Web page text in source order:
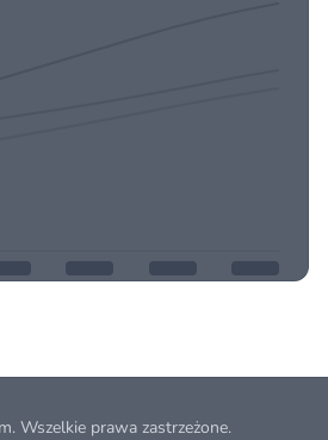
. Wszelkie prawa zastrzeżone.